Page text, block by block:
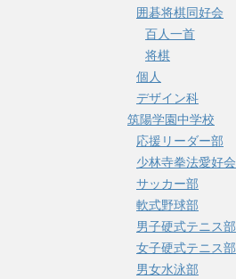
囲碁将棋同好会
百人一首
将棋
個人
デザイン科
筑陽学園中学校
応援リーダー部
少林寺拳法愛好会
サッカー部
軟式野球部
男子硬式テニス部
女子硬式テニス部
男女水泳部